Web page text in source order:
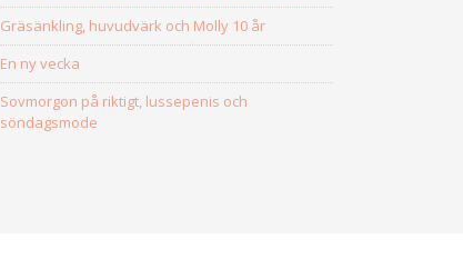
Gräsänkling, huvudvärk och Molly 10 år
En ny vecka
Sovmorgon på riktigt, lussepenis och
söndagsmode